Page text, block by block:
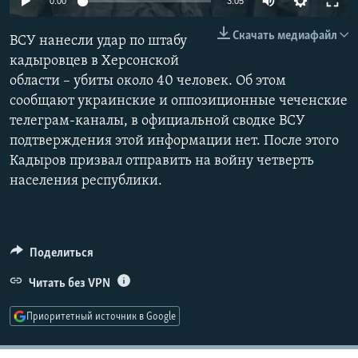
РАСПИСАНИЕ ВЕЩАНИЯ
ПОДПИШИТЕСЬ НА РАССЫЛКУ
СОЦИАЛЬНЫЕ СЕТИ
Auto
720p
480p
1080p
Скачать медиафайл
ВСУ нанесли удар по штабу
кадыровцев в Херсонской
области – убиты около 40 человек. Об этом
сообщают украинские и оппозиционные чеченские
телеграм-каналы, в официальной сводке ВСУ
подтверждения этой информации нет. После этого
Кадыров призвал отправить на войну четверть
населения республики.
Поделиться
Читать без VPN
Приоритетный источник в Google